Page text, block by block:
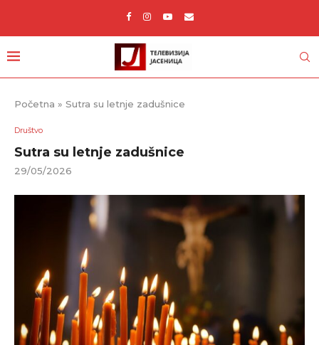
Početna » Sutra su letnje zadušnice
Društvo
Sutra su letnje zadušnice
29/05/2026